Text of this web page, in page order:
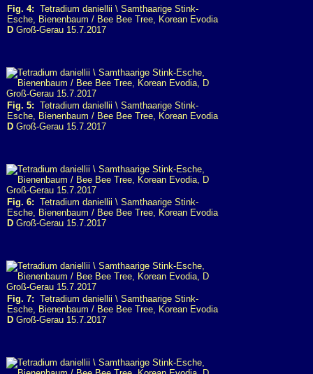
Fig. 4: Tetradium daniellii \ Samthaarige Stink-
Esche, Bienenbaum / Bee Bee Tree, Korean Evodia
D Groß-Gerau 15.7.2017
Fig. 5: Tetradium daniellii \ Samthaarige Stink-
Esche, Bienenbaum / Bee Bee Tree, Korean Evodia
D Groß-Gerau 15.7.2017
Fig. 6: Tetradium daniellii \ Samthaarige Stink-
Esche, Bienenbaum / Bee Bee Tree, Korean Evodia
D Groß-Gerau 15.7.2017
Fig. 7: Tetradium daniellii \ Samthaarige Stink-
Esche, Bienenbaum / Bee Bee Tree, Korean Evodia
D Groß-Gerau 15.7.2017